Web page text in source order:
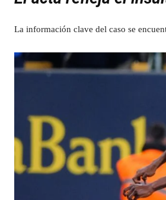
La información clave del caso se